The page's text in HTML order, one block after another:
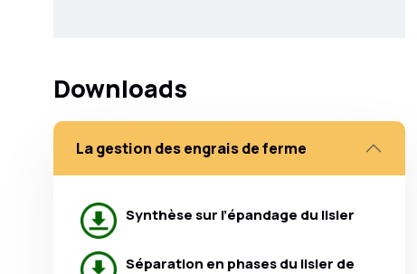
Downloads
La gestion des engrais de ferme
Synthèse sur l’épandage du lisier
Séparation en phases du lisier de